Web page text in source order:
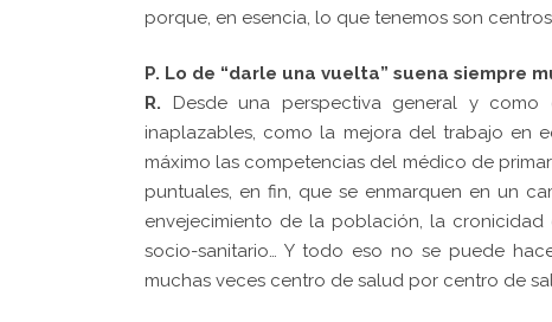
porque, en esencia, lo que tenemos son
P. Lo de “darle una vuelta” suena siempre
R.
Desde una perspectiva general y
inaplazables, como la mejora del trabajo en
máximo las competencias del médico de
puntuales, en fin, que se enmarquen en un
envejecimiento de la población, la
socio-sanitario… Y todo eso no se puede
muchas veces centro de salud por centro de